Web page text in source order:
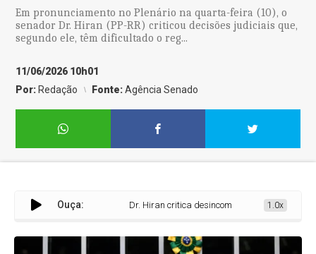
Em pronunciamento no Plenário na quarta-feira (10), o
senador Dr. Hiran (PP-RR) criticou decisões judiciais que,
segundo ele, têm dificultado o reg...
11/06/2026 10h01
Por: Redação Fonte:Agência Senado
Ouça: Dr. Hiran critica desincompatibilização em
1.0x